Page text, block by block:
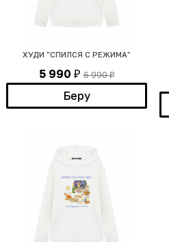
ХУДИ "СПИЛСЯ С РЕЖИМА"
5 990 ₽ 6 990₽
Беру